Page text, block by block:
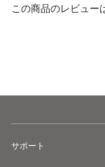
この商品のレビュー
サポート